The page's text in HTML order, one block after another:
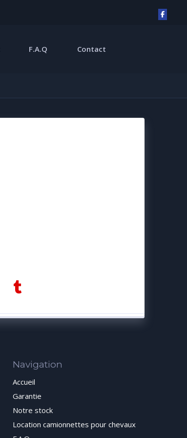
F.A.Q Contact
Navigation
Accueil
Garantie
Notre stock
Location camionnettes pour chevaux